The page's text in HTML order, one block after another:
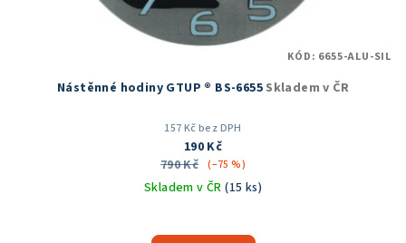
Nástěnné hodiny GTUP ® BS-6655 Skladem v ČR
157 Kč bez DPH
190 Kč
790 Kč (–75 %)
Skladem v ČR(15 ks)
hodnocení
KÓD: 6655-ALU-SIL